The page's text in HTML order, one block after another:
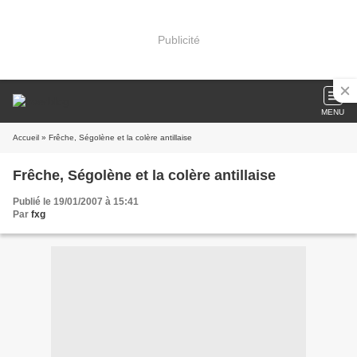
Publicité
MENU
Accueil » Frêche, Ségolène et la colère antillaise
Frêche, Ségolène et la colère antillaise
Publié le 19/01/2007 à 15:41
Par fxg